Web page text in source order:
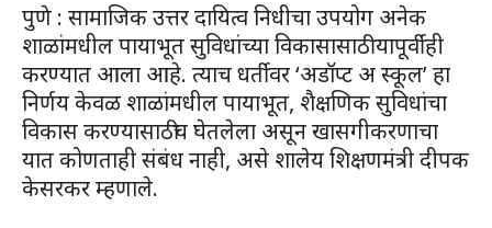
पुणे : सामाजिक उत्तर दायित्व निधीचा उपयोग अनेक
शाळांमधील पायाभूत सुविधांच्या विकासासाठी यापूर्वीही
करण्यात आला आहे. त्याच धर्तीवर ‘अडॉप्ट अ स्कूल’ हा
निर्णय केवळ शाळांमधील पायाभूत, शैक्षणिक सुविधांचा
विकास करण्यासाठीच घेतलेला असून खासगीकरणाचा
यात कोणताही संबंध नाही, असे शालेय शिक्षणमंत्री दीपक
केसरकर म्हणाले.